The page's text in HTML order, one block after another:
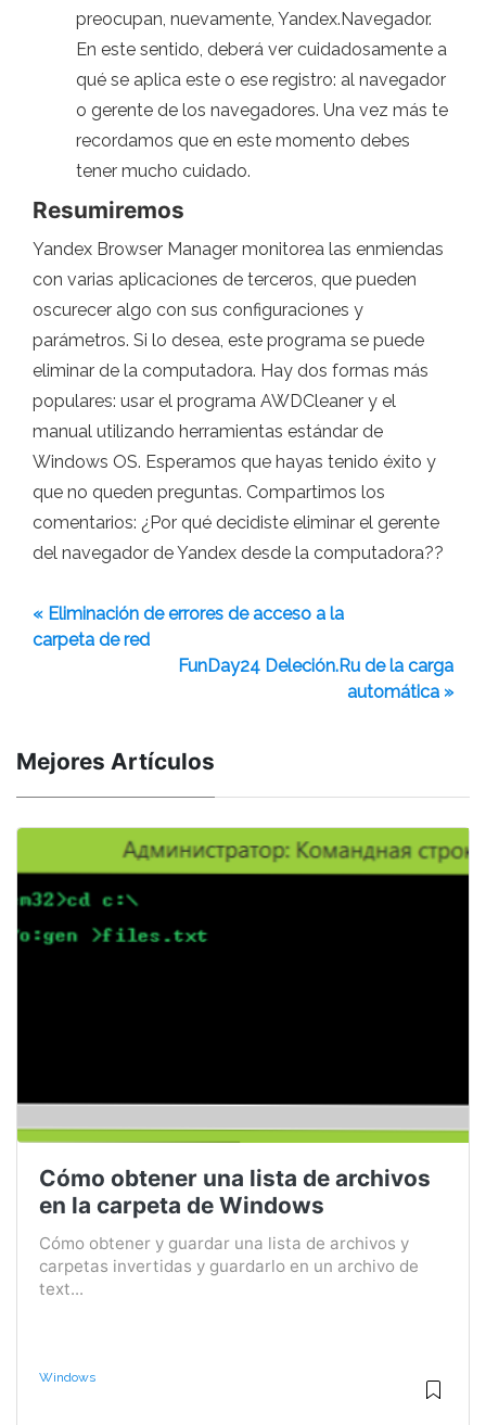
preocupan, nuevamente, Yandex.Navegador.
En este sentido, deberá ver cuidadosamente a
qué se aplica este o ese registro: al navegador
o gerente de los navegadores. Una vez más te
recordamos que en este momento debes
tener mucho cuidado.
Resumiremos
Yandex Browser Manager monitorea las enmiendas
con varias aplicaciones de terceros, que pueden
oscurecer algo con sus configuraciones y
parámetros. Si lo desea, este programa se puede
eliminar de la computadora. Hay dos formas más
populares: usar el programa AWDCleaner y el
manual utilizando herramientas estándar de
Windows OS. Esperamos que hayas tenido éxito y
que no queden preguntas. Compartimos los
comentarios: ¿Por qué decidiste eliminar el gerente
del navegador de Yandex desde la computadora??
« Eliminación de errores de acceso a la
carpeta de red
FunDay24 Deleción.Ru de la carga
automática »
Mejores Artículos
Cómo obtener una lista de archivos
en la carpeta de Windows
Cómo obtener y guardar una lista de archivos y
carpetas invertidas y guardarlo en un archivo de
text...
Windows